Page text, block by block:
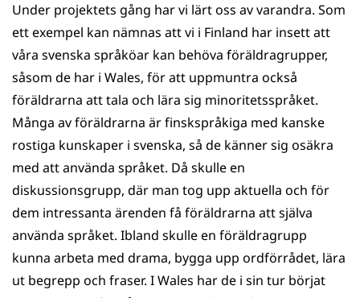
Under projektets gång har vi lärt oss av varandra. Som
ett exempel kan nämnas att vi i Finland har insett att
våra svenska språköar kan behöva föräldragrupper,
såsom de har i Wales, för att uppmuntra också
föräldrarna att tala och lära sig minoritetsspråket.
Många av föräldrarna är finskspråkiga med kanske
rostiga kunskaper i svenska, så de känner sig osäkra
med att använda språket. Då skulle en
diskussionsgrupp, där man tog upp aktuella och för
dem intressanta ärenden få föräldrarna att själva
använda språket. Ibland skulle en föräldragrupp
kunna arbeta med drama, bygga upp ordförrådet, lära
ut begrepp och fraser. I Wales har de i sin tur börjat